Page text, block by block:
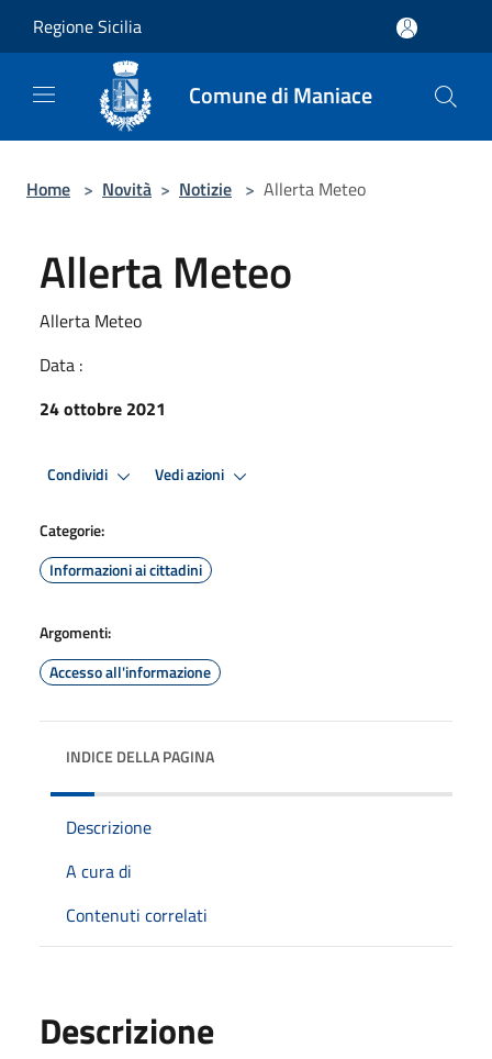
Regione Sicilia
Comune di Maniace
Home > Novità > Notizie > Allerta Meteo
Allerta Meteo
Allerta Meteo
Data :
24 ottobre 2021
Condividi Vedi azioni
Categorie:
Informazioni ai cittadini
Argomenti:
Accesso all'informazione
INDICE DELLA PAGINA
Descrizione
A cura di
Contenuti correlati
Descrizione